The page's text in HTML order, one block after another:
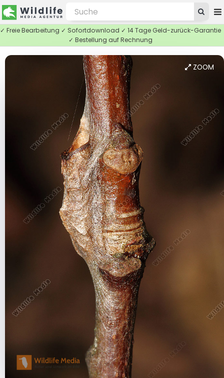
✓ Freie Bearbeitung ✓ Sofortdownload ✓ 14 Tage Geld-zurück-Garantie
✓ Bestellung auf Rechnung
ZOOM